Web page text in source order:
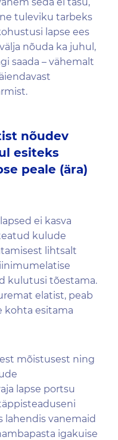
tuleviku tarbeks
lapse ees
nõuda ka juhul,
saada – vähemalt
nõudev
esiteks
peale (ära)
ei kasva
kulude
lihtsalt
kulutusi tõestama.
elatist, peab
kohta esitama
mõistusest ning
lapse portsu
lahendis vanemaid
igakuise